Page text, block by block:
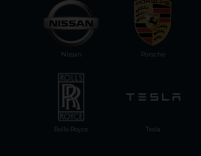
Rolls-Royce
Nissan
Tesla
Porsche